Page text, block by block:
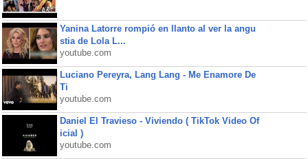
Yanina Latorre rompió en llanto al ver la angu
stia de Lola L...
youtube.com
Luciano Pereyra, Lang Lang - Me Enamore De
Ti
youtube.com
Daniel El Travieso - Viviendo ( TikTok Video Of
icial )
youtube.com